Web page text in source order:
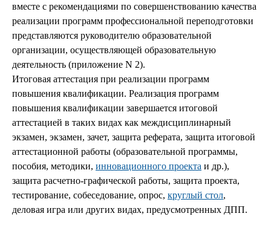
вместе с рекомендациями по совершенствованию качества
реализации программ профессиональной переподготовки
представляются руководителю образовательной
организации, осуществляющей образовательную
деятельность (приложение N 2).
Итоговая аттестация при реализации программ
повышения квалификации. Реализация программ
повышения квалификации завершается итоговой
аттестацией в таких видах как междисциплинарный
экзамен, экзамен, зачет, защита реферата, защита итоговой
аттестационной работы (образовательной программы,
пособия, методики, инновационного проекта и др.),
защита расчетно-графической работы, защита проекта,
тестирование, собеседование, опрос, круглый стол,
деловая игра или других видах, предусмотренных ДПП.